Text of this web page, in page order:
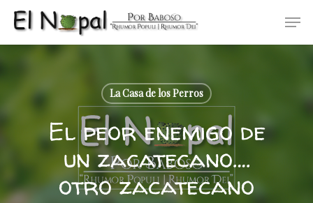
Skip
main
content
La Casa de los Perros
El peor enemigo de
un zacatecano….
otro zacatecano